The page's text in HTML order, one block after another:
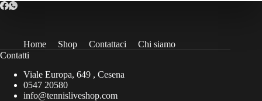
Home Shop Contattaci
Chi siamo
Contatti
Viale Europa, 649 , Cesena
0547 20580
info@tennisliveshop.com